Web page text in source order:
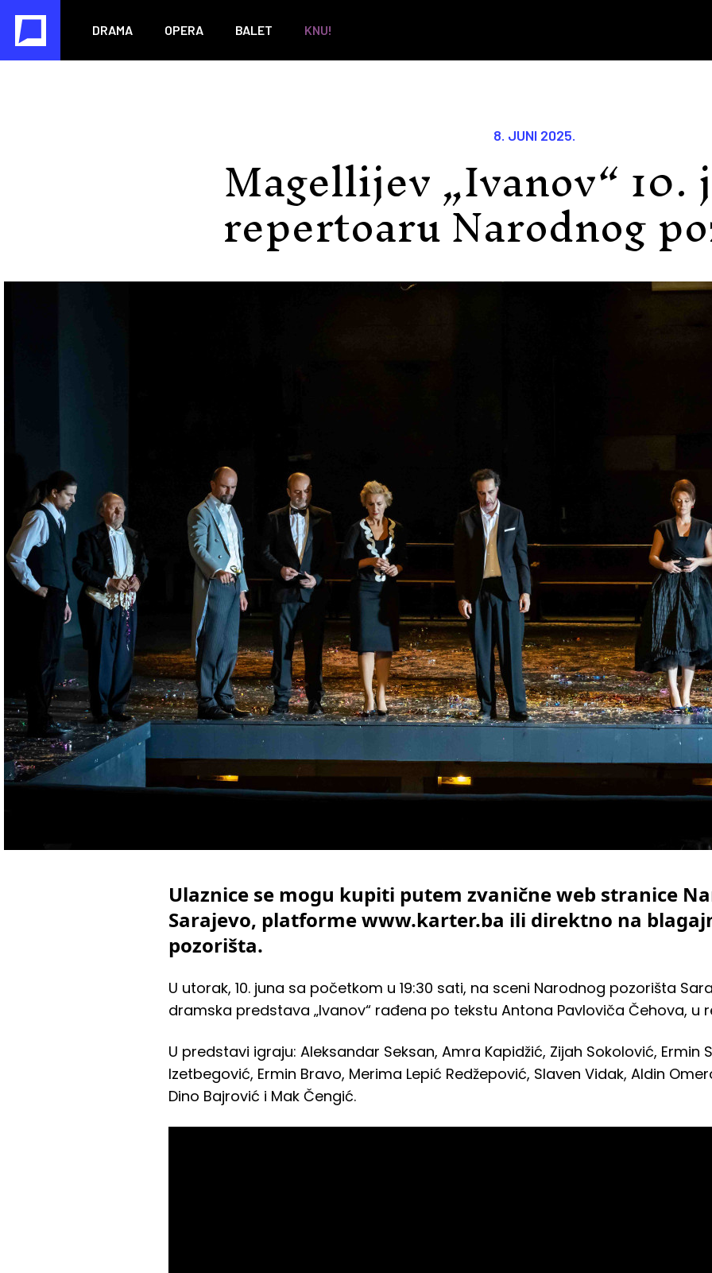
DRAMA OPERA BALET KNU!
8. JUNI 2025.
Magellijev „Ivanov“ 10.
repertoaru Narodnog
Ulaznice se mogu kupiti putem zvanične web stranice
Sarajevo, platforme www.karter.ba ili direktno na
pozorišta.
U utorak, 10. juna sa početkom u 19:30 sati, na sceni Narodnog pozorišta
dramska predstava „Ivanov“ rađena po tekstu Antona Pavloviča Čehova, u
U predstavi igraju: Aleksandar Seksan, Amra Kapidžić, Zijah Sokolović, Ermin
Izetbegović, Ermin Bravo, Merima Lepić Redžepović, Slaven Vidak, Aldin
Dino Bajrović i Mak Čengić.